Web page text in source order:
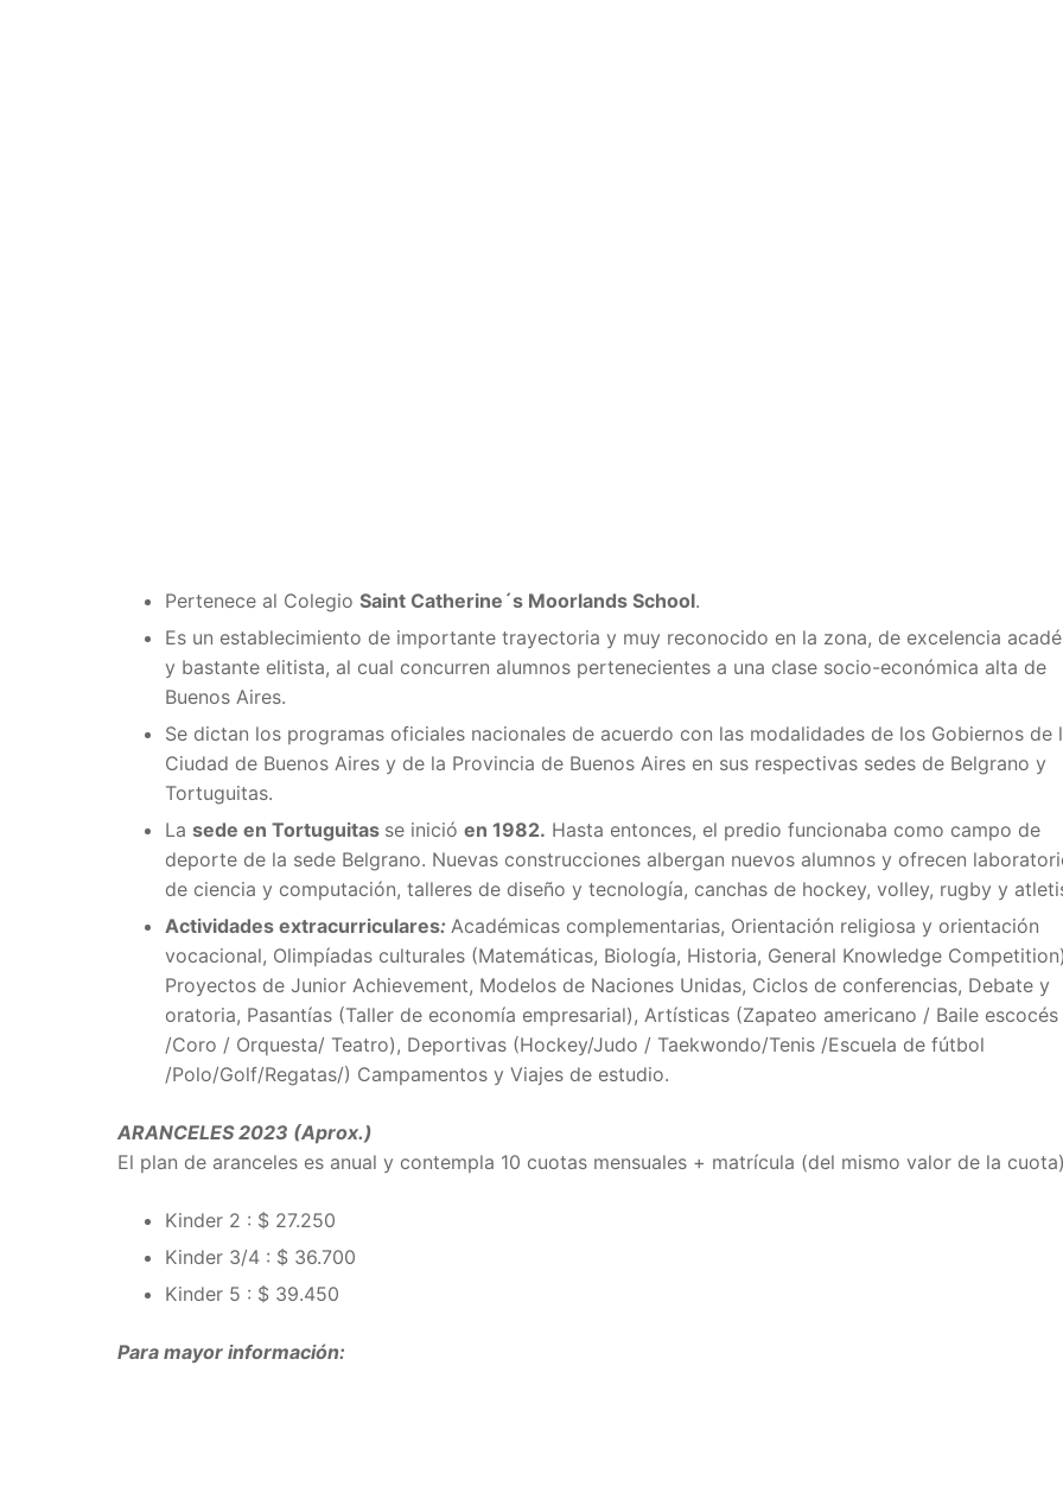
Pertenece al Colegio Saint Catherine´s Moorlands School.
Es un establecimiento de importante trayectoria y muy reconocido en la zona, de excelencia
y bastante elitista, al cual concurren alumnos pertenecientes a una clase socio-económica alta de
Buenos Aires.
Se dictan los programas oficiales nacionales de acuerdo con las modalidades de los Gobiernos de
Ciudad de Buenos Aires y de la Provincia de Buenos Aires en sus respectivas sedes de Belgrano y
Tortuguitas.
La sede en Tortuguitas se inició en 1982. Hasta entonces, el predio funcionaba como campo de
deporte de la sede Belgrano. Nuevas construcciones albergan nuevos alumnos y ofrecen
de ciencia y computación, talleres de diseño y tecnología, canchas de hockey, volley, rugby y
Actividades extracurriculares: Académicas complementarias, Orientación religiosa y orientación
vocacional, Olimpíadas culturales (Matemáticas, Biología, Historia, General Knowledge
Proyectos de Junior Achievement, Modelos de Naciones Unidas, Ciclos de conferencias, Debate y
oratoria, Pasantías (Taller de economía empresarial), Artísticas (Zapateo americano / Baile escocés
/Coro / Orquesta/ Teatro), Deportivas (Hockey/Judo / Taekwondo/Tenis /Escuela de fútbol
/Polo/Golf/Regatas/) Campamentos y Viajes de estudio.
ARANCELES 2023 (Aprox.)
El plan de aranceles es anual y contempla 10 cuotas mensuales + matrícula (del mismo valor de la
Kinder 2 : $ 27.250
Kinder 3/4 : $ 36.700
Kinder 5 : $ 39.450
Para mayor información: